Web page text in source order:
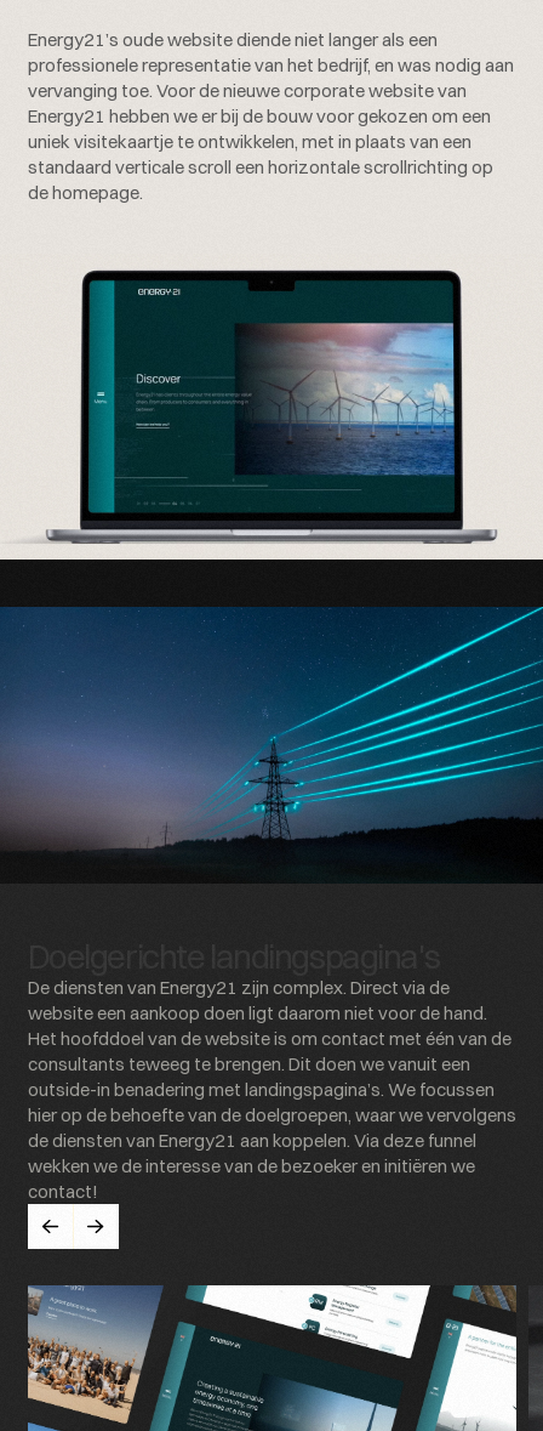
Energy21’s oude website diende niet langer als een
professionele representatie van het bedrijf, en was nodig aan
vervanging toe. Voor de nieuwe corporate website van
Energy21 hebben we er bij de bouw voor gekozen om een
uniek visitekaartje te ontwikkelen, met in plaats van een
standaard verticale scroll een horizontale scrollrichting op
de homepage.
Doelgerichte landingspagina's
De diensten van Energy21 zijn complex. Direct via de
website een aankoop doen ligt daarom niet voor de hand.
Het hoofddoel van de website is om contact met één van de
consultants teweeg te brengen. Dit doen we vanuit een
outside-in benadering met landingspagina’s. We focussen
hier op de behoefte van de doelgroepen, waar we vervolgens
de diensten van Energy21 aan koppelen. Via deze funnel
wekken we de interesse van de bezoeker en initiëren we
contact!